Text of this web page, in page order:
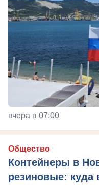
вчера в 07:00
Общество
Контейнеры в
резиновые: